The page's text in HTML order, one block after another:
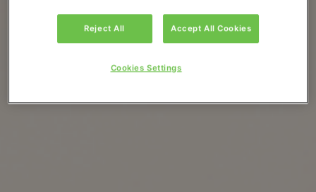
Reject All Accept All Cookies
Cookies Settings